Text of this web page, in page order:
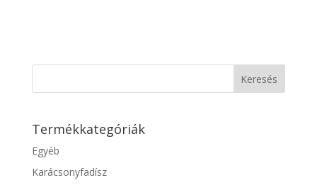
Keresés
Termékkategóriák
Egyéb
Karácsonyfadísz